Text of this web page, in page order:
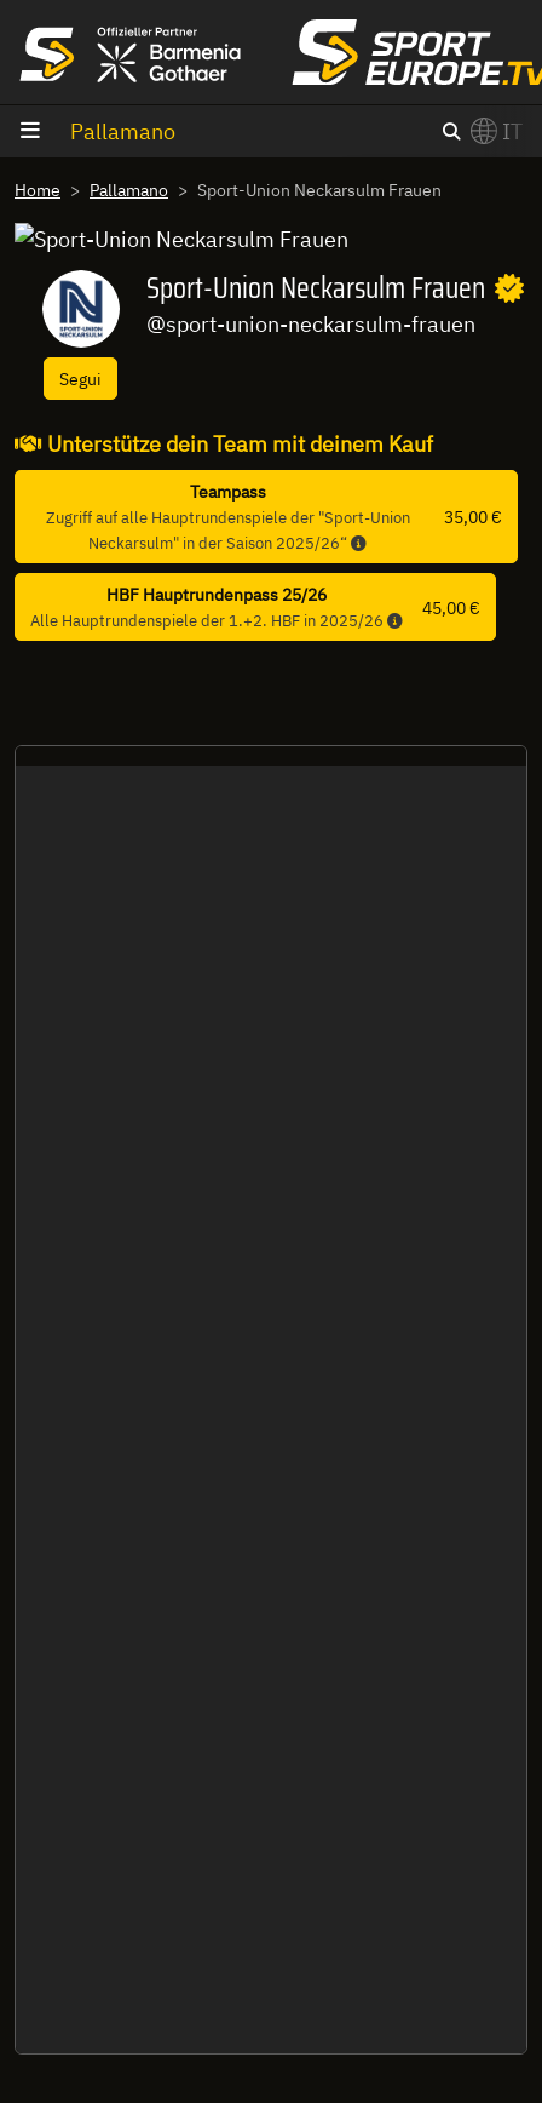
Pallamano IT
Switch to English?
Home Pallamano Sport-Union Neckarsulm Frauen
Segui
Sport-Union Neckarsulm Frauen
@sport-union-neckarsulm-frauen
Unterstütze dein Team mit deinem Kauf
Teampass
Zugriff auf alle Hauptrundenspiele der "Sport-Union
Neckarsulm" in der Saison 2025/26“
35,00 €
HBF Hauptrundenpass 25/26
Alle Hauptrundenspiele der 1.+2. HBF in 2025/26
45,00 €